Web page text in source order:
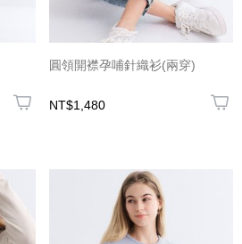
圓領開襟孕哺針織衫(兩穿)
NT$1,480